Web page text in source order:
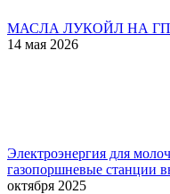
МАСЛА ЛУКОЙЛ НА
14 мая 2026
Электроэнергия для
газопоршневые станции
октября 2025